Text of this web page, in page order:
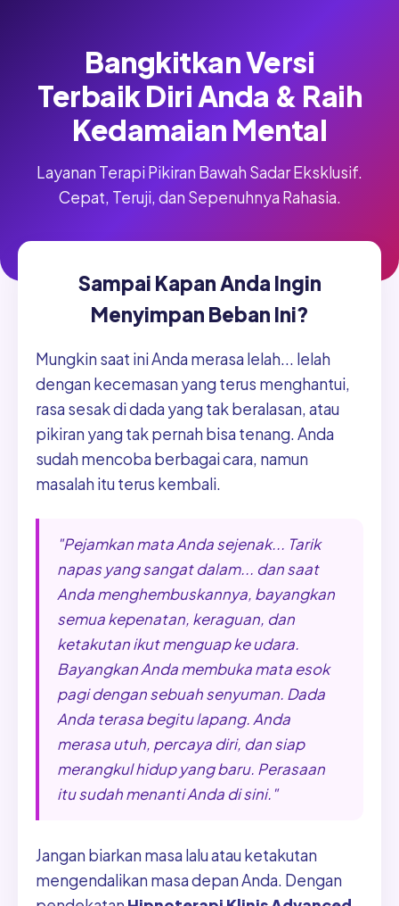
Bangkitkan Versi
Terbaik Diri Anda & Raih
Kedamaian Mental
Layanan Terapi Pikiran Bawah Sadar Eksklusif.
Cepat, Teruji, dan Sepenuhnya Rahasia.
Sampai Kapan Anda Ingin
Menyimpan Beban Ini?
Mungkin saat ini Anda merasa lelah... lelah
dengan kecemasan yang terus menghantui,
rasa sesak di dada yang tak beralasan, atau
pikiran yang tak pernah bisa tenang. Anda
sudah mencoba berbagai cara, namun
masalah itu terus kembali.
"Pejamkan mata Anda sejenak... Tarik
napas yang sangat dalam... dan saat
Anda menghembuskannya, bayangkan
semua kepenatan, keraguan, dan
ketakutan ikut menguap ke udara.
Bayangkan Anda membuka mata esok
pagi dengan sebuah senyuman. Dada
Anda terasa begitu lapang. Anda
merasa utuh, percaya diri, dan siap
merangkul hidup yang baru. Perasaan
itu sudah menanti Anda di sini."
Jangan biarkan masa lalu atau ketakutan
mengendalikan masa depan Anda. Dengan